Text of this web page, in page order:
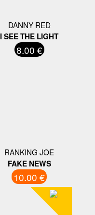
DANNY RED
I SEE THE LIGHT
8.00 €
RANKING JOE
FAKE NEWS
10.00 €